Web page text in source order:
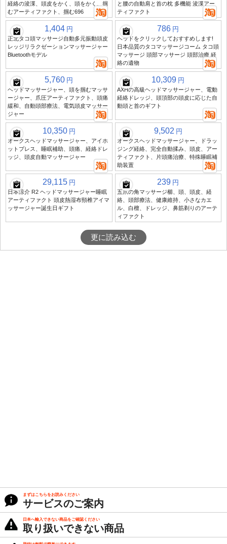
経絡の浚渫、頭皮をかく、頭をかく、掴
むアーティファクト、掴む696
と腰の自動肩と首の枕 多機能 浚渫アー
ティファクト
1,404 円
正北タコ頭マッサージ自動多元振動頭皮
レッジリラクゼーションマッサージャー
Bluetoothモデル
786 円
ヘッドをクリックしておすすめします!
日本品質のタコマッサージコーム タコ頭
マッサージ 頭部マッサージ 頭部治療 経
絡の遺物
5,760 円
ヘッドマッサージャー、頭を掴むマッサ
ージャー、爪圧アーティファクト、頭痛
緩和、自動頭部療法、電気頭皮マッサー
ジャー
10,309 円
AXHの高級ヘッドマッサージャー、電動
経絡ドレッジ、頭頂部の頭皮に応じた自
動頭と首のギフト
10,350 円
オークスヘッドマッサージャー、アイホ
ットプレス、睡眠補助、頭痛、経絡ドレ
ッジ、頭皮自動マッサージャー
9,502 円
オークスヘッドマッサージャー、ドラッ
ジング経絡、完全自動揉み、頭皮、アー
ティファクト、片頭痛治療、特殊睡眠補
助装置
29,115 円
日本涼介 R2 ヘッドマッサージャー睡眠
アーティファクト 頭皮熱湿布頸椎アイマ
ッサージャー誕生日ギフト
239 円
五爪の角マッサージ櫛、頭、頭皮、経
絡、頭部療法、健康維持、小さなカエ
ル、白檀、ドレッジ、鼻筋剃りのアーテ
ィファクト
更に読み込む
まずはこちらをお読みください
サービスのご案内
日本へ輸入できない商品をご確認ください
取り扱いできない商品